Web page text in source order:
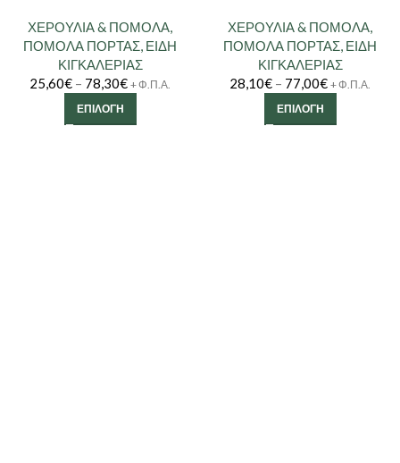
ΧΕΡΟΥΛΙΑ & ΠΟΜΟΛΑ,
ΠΟΜΟΛΑ ΠΟΡΤΑΣ, ΕΙΔΗ
ΚΙΓΚΑΛΕΡΙΑΣ
25,60€ – 78,30€ + Φ.Π.Α.
ΕΠΙΛΟΓΉ
ΧΕΡΟΥΛΙΑ & ΠΟΜΟΛΑ,
ΠΟΜΟΛΑ ΠΟΡΤΑΣ, ΕΙΔΗ
ΚΙΓΚΑΛΕΡΙΑΣ
28,10€ – 77,00€ + Φ.Π.Α.
ΕΠΙΛΟΓΉ